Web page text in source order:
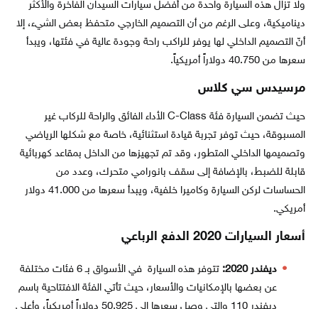
ولا تزال هذه السيارة واحدة من أفضل سيارات السيدان الفاخرة والأكثر
ديناميكية، وعلى الرغم من أن التصميم الخارجي متحفظ بعض الشيء، إلا
أنّ التصميم الداخلي لها يوفر للراكب راحة وجودة عالية في فئتها، ويبدأ
سعرها من 40.750 دولاراً أمريكياً.
مرسيدس سي كلاس
حيث تضمن السيارة فئة C-Class الأداء الفائق والراحة للركاب غير
المسبوقة، حيث توفر تجربة قيادة استثنائية، خاصة مع شكلها الرياضي
وتصميمها الداخلي المتطور، وقد تم تجهيزها من الداخل بمقاعد كهربائية
قابلة للضبط، بالإضافة إلى سقف بانورامي متحرك، وعدد من
الحساسات لركن السيارة وكاميرا خلفية، ويبدأ سعرها من 41.000 دولار
أمريكي.
أسعار السيارات 2020 الدفع الرباعي
ديفندر 2020:
تتوفر هذه السيارة في الأسواق بـ 6 فئات مختلفة
عن بعضها بالإمكانيات والأسعار، حيث تأتي الفئة الافتتاحية باسم
ديفندر 110 والتي وصل سعرها إلى 50.925 دولاراً أمريكياً، وأعلى